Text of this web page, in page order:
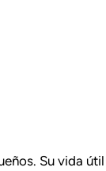
Su vida